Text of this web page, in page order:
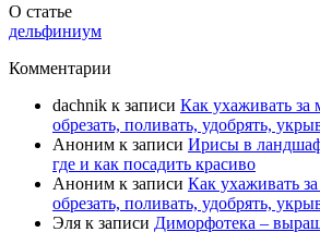
О статье
дельфиниум
Комментарии
dachnik к записи Как ухаживать за
обрезать, поливать, удобрять,
Аноним к записи Ирисы в
где и как посадить красиво
Аноним к записи Как ухаживать
обрезать, поливать, удобрять,
Эля к записи Диморфотека –